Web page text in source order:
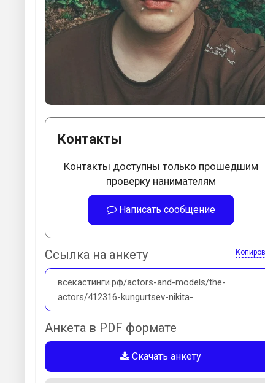
Контакты
Контакты доступны только прошедшим
проверку нанимателям
Написать сообщение
Ссылка на анкету
всекастинги.рф/actors-and-models/the-
actors/412316-kungurtsev-nikita-
Анкета в PDF формате
Скачать анкету